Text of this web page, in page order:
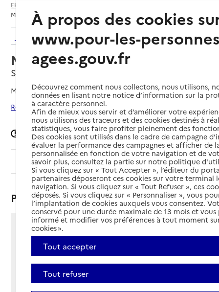
EHPAD par département
Maison de retraite Jean Guillot
Retour aux résultats de l'annuaire
Maison de retraite Jean Guillot
Stenay, MEUSE
Mis à jour le26/06/2025
Rechercher les établissements autour de Stenay
Signaler une erreur
Sommaire
Présentation
3 rue Basse des Remparts
55700 - Stenay
Voir itinéraire
Téléphone :
03 29 80 32 80
Contact
À propos des cookies
www.pour-les-
agees.gouv.fr
Découvrez comment nous collectons, nous utilisons,
données en lisant notre notice d’information sur la
à caractère personnel.
Afin de mieux vous servir et d’améliorer votre
nous utilisons des traceurs et des cookies destinés à
statistiques, vous faire profiter pleinement des
Des cookies sont utilisés dans le cadre de campagne
évaluer la performance des campagnes et afficher de
personnalisée en fonction de votre navigation et de
savoir plus, consultez la partie sur notre politique
Si vous cliquez sur « Tout Accepter », l’éditeur du
partenaires déposeront ces cookies sur votre terminal
navigation. Si vous cliquez sur « Tout Refuser », ces
déposés. Si vous cliquez sur « Personnaliser », vous
l’implantation de cookies auxquels vous consentez.
conservé pour une durée maximale de 13 mois et
informé et modifier vos préférences à tout moment
cookies ».
Tout accepter
Tout refuser